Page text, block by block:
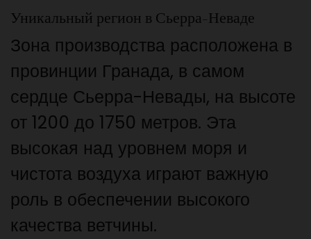
Уникальный регион в Сьерра-Неваде
Зона производства расположена в
провинции Гранада, в самом
сердце Сьерра-Невады, на высоте
от 1200 до 1750 метров. Эта
высокая над уровнем моря и
чистота воздуха играют важную
роль в обеспечении высокого
качества ветчины.